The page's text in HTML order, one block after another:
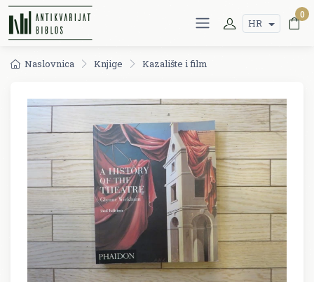
HR
0
Naslovnica Knjige Kazalište i film